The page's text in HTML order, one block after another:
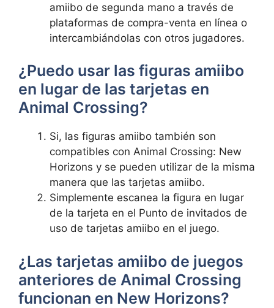
amiibo de segunda mano a ‌través de
plataformas de ​compra-venta ‌en línea o
intercambiándolas con otros jugadores.
¿Puedo usar ⁤las figuras ⁣amiibo
en⁣ lugar de las ⁤tarjetas en
Animal Crossing?
Si,⁤ las figuras amiibo también son
compatibles​ con‍ Animal Crossing:​ New
Horizons y se pueden⁤ utilizar de‌ la misma
manera que las tarjetas amiibo.
Simplemente escanea la ​figura ​en lugar
de la‌ tarjeta ‍en el Punto de invitados ⁣de
uso de tarjetas amiibo en el juego.
¿Las‍ tarjetas amiibo de⁢ juegos
anteriores de Animal Crossing
funcionan en New Horizons?